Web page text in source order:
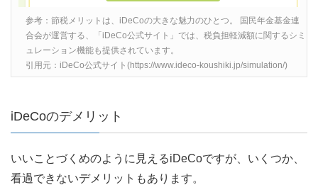
参考：節税メリットは、iDeCoの大きな魅力のひとつ。 国民年金基金連
合会が運営する、「iDeCo公式サイト」では、税負担軽減額に関するシミ
ュレーション機能も提供されています。
引用元：iDeCo公式サイト(https://www.ideco-koushiki.jp/simulation/)
iDeCoのデメリット
いいことづくめのように見えるiDeCoですが、いくつか、
看過できないデメリットもあります。